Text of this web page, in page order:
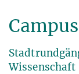
Wissenschaft